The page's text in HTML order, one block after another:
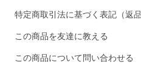
特定商取引法に基づく表記（返品
この商品を友達に教える
この商品について問い合わせる